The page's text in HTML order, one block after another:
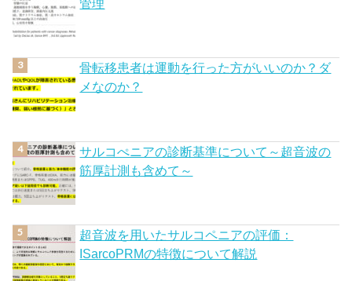
管理
骨転移患者は運動を行った方がいいのか？ダ
メなのか？
サルコぺニアの診断基準について～超音波の
筋厚計測も含めて～
超音波を用いたサルコペニアの評価：
ISarcoPRMの特徴について解説